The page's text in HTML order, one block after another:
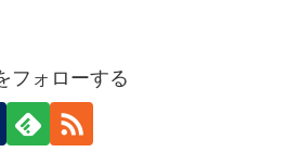
フォローする